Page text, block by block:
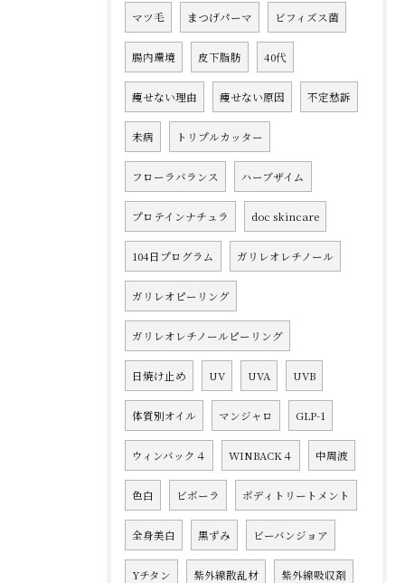
マツ毛 まつげパーマ ビフィズス菌
腸内環境 皮下脂肪 40代
痩せない理由 痩せない原因 不定愁訴
未病 トリプルカッター
フローラバランス ハーブザイム
プロテインナチュラ doc skincare
104日プログラム ガリレオレチノール
ガリレオピーリング
ガリレオレチノールピーリング
日焼け止め UV UVA UVB
体質別オイル マンジャロ GLP-1
ウィンバック４ WINBACK４ 中周波
色白 ビボーラ ボディトリートメント
全身美白 黒ずみ ビーバンジョア
Yチタン 紫外線散乱材 紫外線吸収剤